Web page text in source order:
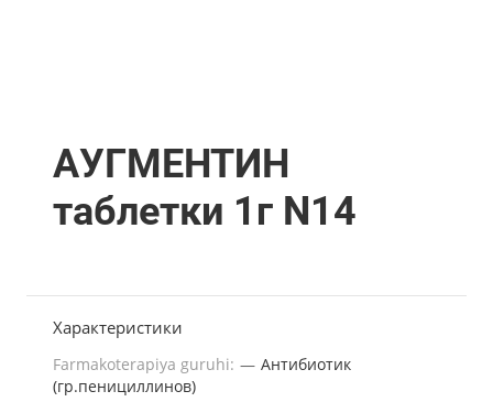
АУГМЕНТИН
таблетки 1г N14
Характеристики
Farmakoterapiya guruhi: — Антибиотик
(гр.пенициллинов)